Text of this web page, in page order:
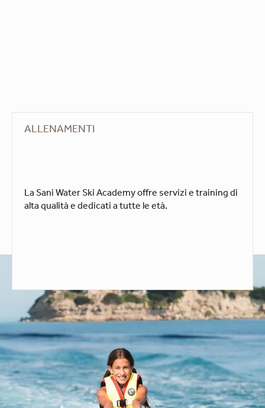
ALLENAMENTI
La Sani Water Ski Academy offre servizi e training di
alta qualità e dedicati a tutte le età.